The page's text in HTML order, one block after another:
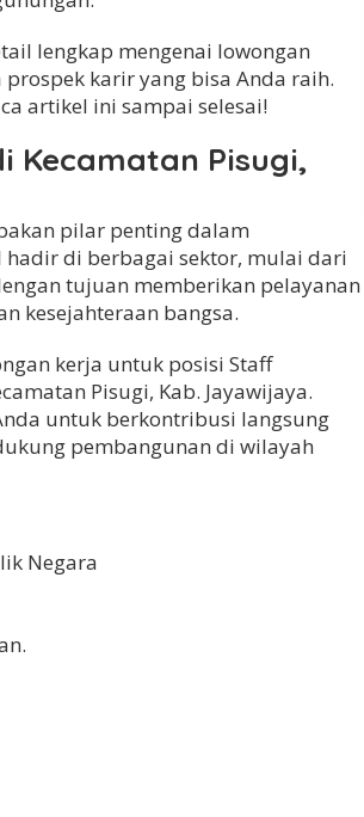
lengkap mengenai lowongan
karir yang bisa Anda raih.
artikel ini sampai selesai!
Kecamatan Pisugi,
pilar penting dalam
hadir di berbagai sektor, mulai dari
tujuan memberikan pelayanan
kesejahteraan bangsa.
kerja untuk posisi Staff
Pisugi, Kab. Jayawijaya.
untuk berkontribusi langsung
pembangunan di wilayah
Negara